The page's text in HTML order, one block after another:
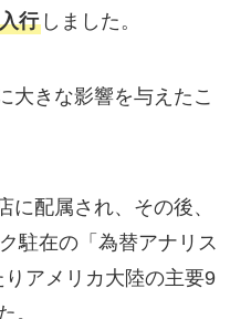
行しました。
大きな影響を与えたこ
に配属され、その後、
駐在の「為替アナリス
りアメリカ大陸の主要9
。